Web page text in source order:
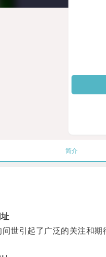
简介
引起了广泛的关注和期